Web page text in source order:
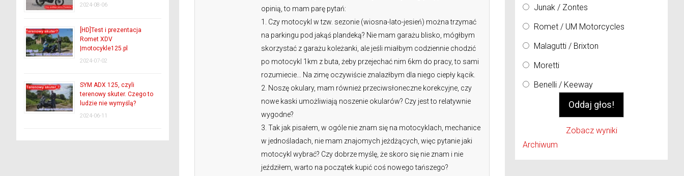
opinią, to mam parę pytań:
1. Czy motocykl w tzw. sezonie (wiosna-lato-jesień) można trzymać
na parkingu pod jakąś plandeką? Nie mam garażu blisko, mógłbym
skorzystać z garażu koleżanki, ale jeśli miałbym codziennie chodzić
po motocykl 1km z buta, żeby przejechać nim 6km do pracy, to sami
rozumiecie… Na zimę oczywiście znalazłbym dla niego ciepły kącik.
2. Noszę okulary, mam również przeciwsłoneczne korekcyjne, czy
nowe kaski umożliwiają noszenie okularów? Czy jest to relatywnie
wygodne?
3. Tak jak pisałem, w ogóle nie znam się na motocyklach, mechanice
w jednośladach, nie mam znajomych jeżdżących, więc pytanie jaki
motocykl wybrać? Czy dobrze myślę, że skoro się nie znam i nie
jeździłem, warto na początek kupić coś nowego tańszego?
2024-08-06
[HD]Test i prezentacja
Romet XDV
|motocykle125.pl
2024-07-02
SYM ADX 125, czyli
terenowy skuter. Czego to
ludzie nie wymyślą?
2024-06-11
Junak / Zontes
Romet / UM Motorcycles
Malagutti / Brixton
Moretti
Benelli / Keeway
Zobacz wyniki
Archiwum